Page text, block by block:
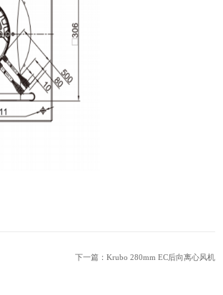
下一篇：Krubo 280mm EC后向离心风机